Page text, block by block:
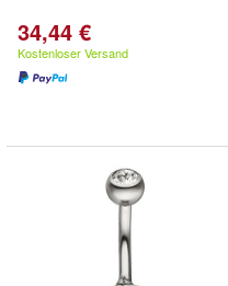
34,44 €
Kostenloser Versand